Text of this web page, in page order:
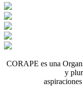
CORAPE es una
y